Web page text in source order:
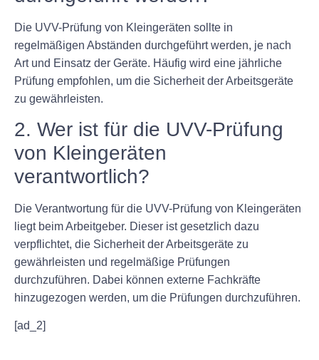
Die UVV-Prüfung von Kleingeräten sollte in
regelmäßigen Abständen durchgeführt werden, je nach
Art und Einsatz der Geräte. Häufig wird eine jährliche
Prüfung empfohlen, um die Sicherheit der Arbeitsgeräte
zu gewährleisten.
2. Wer ist für die UVV-Prüfung
von Kleingeräten
verantwortlich?
Die Verantwortung für die UVV-Prüfung von Kleingeräten
liegt beim Arbeitgeber. Dieser ist gesetzlich dazu
verpflichtet, die Sicherheit der Arbeitsgeräte zu
gewährleisten und regelmäßige Prüfungen
durchzuführen. Dabei können externe Fachkräfte
hinzugezogen werden, um die Prüfungen durchzuführen.
[ad_2]